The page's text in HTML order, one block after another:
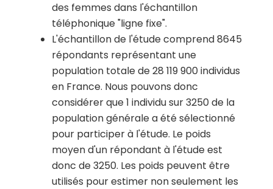
des femmes dans l'échantillon
téléphonique "ligne fixe".
L'échantillon de l'étude comprend 8645
répondants représentant une
population totale de 28 119 900 individus
en France. Nous pouvons donc
considérer que 1 individu sur 3250 de la
population générale a été sélectionné
pour participer à l'étude. Le poids
moyen d'un répondant à l'étude est
donc de 3250. Les poids peuvent être
utilisés pour estimer non seulement les